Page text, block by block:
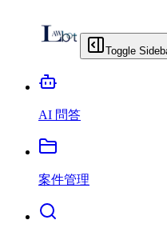
Toggle
AI 問答
案件管理